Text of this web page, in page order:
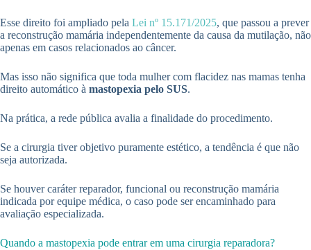
Esse direito foi ampliado pela Lei nº 15.171/2025, que passou a prever
a reconstrução mamária independentemente da causa da mutilação, não
apenas em casos relacionados ao câncer.
Mas isso não significa que toda mulher com flacidez nas mamas tenha
direito automático à mastopexia pelo SUS.
Na prática, a rede pública avalia a finalidade do procedimento.
Se a cirurgia tiver objetivo puramente estético, a tendência é que não
seja autorizada.
Se houver caráter reparador, funcional ou reconstrução mamária
indicada por equipe médica, o caso pode ser encaminhado para
avaliação especializada.
Quando a mastopexia pode entrar em uma cirurgia reparadora?